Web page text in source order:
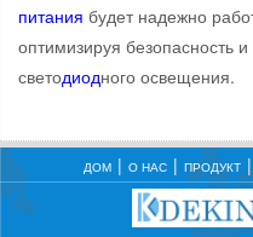
питания будет надежно
оптимизируя безопасность
светодиодного освещения.
ДОМ О НАС ПРОДУКТ